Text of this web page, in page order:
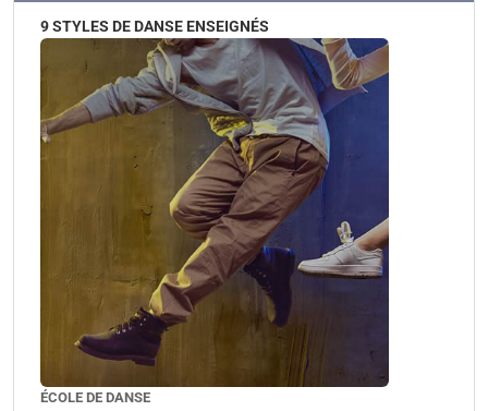
9 STYLES DE DANSE ENSEIGNÉS
ÉCOLE DE DANSE